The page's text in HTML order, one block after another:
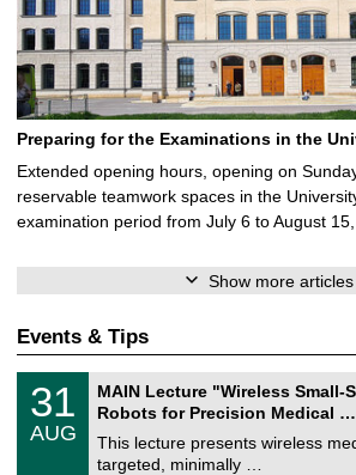
Preparing for the Examinations in the
Extended opening hours, opening on
reservable teamwork spaces in the
examination period from July 6 to August
Show more articles
Events & Tips
3
1
0
31
AUG
MAIN Lecture "Wireless Small-
Robots for Precision Medical …
This lecture presents wireless
targeted, minimally …